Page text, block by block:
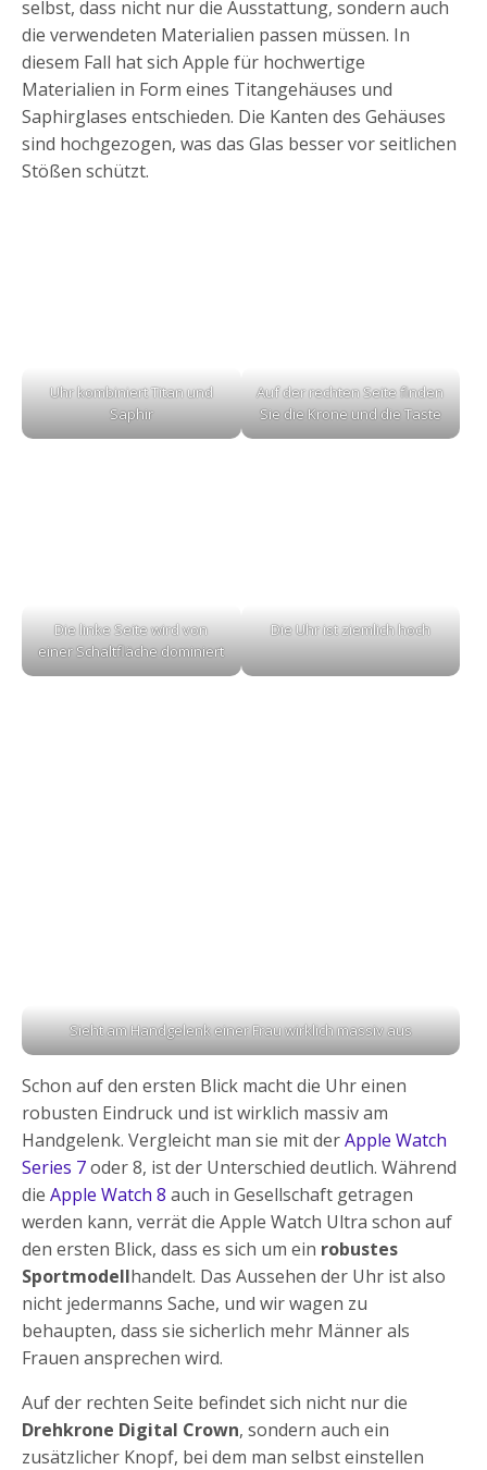
selbst, dass nicht nur die Ausstattung, sondern auch
die verwendeten Materialien passen müssen. In
diesem Fall hat sich Apple für hochwertige
Materialien in Form eines Titangehäuses und
Saphirglases entschieden. Die Kanten des Gehäuses
sind hochgezogen, was das Glas besser vor seitlichen
Stößen schützt.
Uhr kombiniert Titan und
Saphir
Auf der rechten Seite finden
Sie die Krone und die Taste
Die linke Seite wird von
einer Schaltfläche dominiert
Die Uhr ist ziemlich hoch
Sieht am Handgelenk einer Frau wirklich massiv aus
Schon auf den ersten Blick macht die Uhr einen
robusten Eindruck und ist wirklich massiv am
Handgelenk. Vergleicht man sie mit derApple Watch
Series 7oder 8, ist der Unterschied deutlich. Während
die Apple Watch 8 auch in Gesellschaft getragen
werden kann, verrät die Apple Watch Ultra schon auf
den ersten Blick, dass es sich um ein robustes
Sportmodellhandelt. Das Aussehen der Uhr ist also
nicht jedermanns Sache, und wir wagen zu
behaupten, dass sie sicherlich mehr Männer als
Frauen ansprechen wird.
Auf der rechten Seite befindet sich nicht nur die
Drehkrone Digital Crown, sondern auch ein
zusätzlicher Knopf, bei dem man selbst einstellen